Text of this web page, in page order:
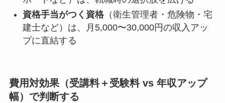
資格手当がつく資格（衛生管理者・危険物・宅
建士など）は、月5,000〜30,000円の収入アッ
プに直結する
費用対効果（受講料＋受験料 vs 年収アップ
幅）で判断する